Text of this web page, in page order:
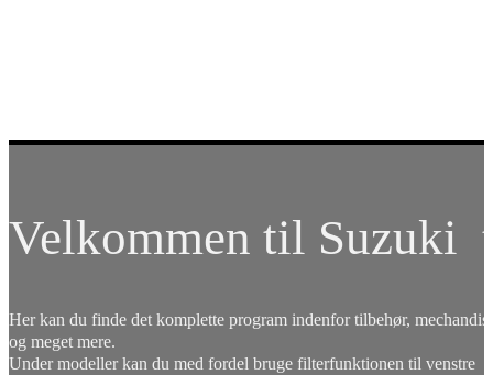
Velkommen til Suzuki
Her kan du finde det komplette program indenfor tilbehør,
og meget mere.
Under modeller kan du med fordel bruge filterfunktionen til venstre